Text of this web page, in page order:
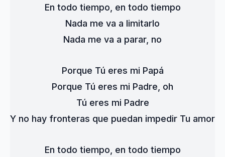
En todo tiempo, en todo tiempo
Nada me va a limitarlo
Nada me va a parar, no
Porque Tú eres mi Papá
Porque Tú eres mi Padre, oh
Tú eres mi Padre
Y no hay fronteras que puedan impedir Tu amor
En todo tiempo, en todo tiempo